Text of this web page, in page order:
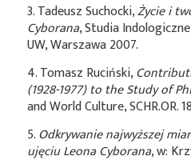
3. Tadeusz Suchocki,Życie i
Cyborana, Studia
UW, Warszawa 2007.
4. Tomasz Ruciński,
(1928-1977) to the Study of
and World Culture, SCHR.OR.
5.Odkrywanie najwyższej
ujęciu Leona Cyborana, w: